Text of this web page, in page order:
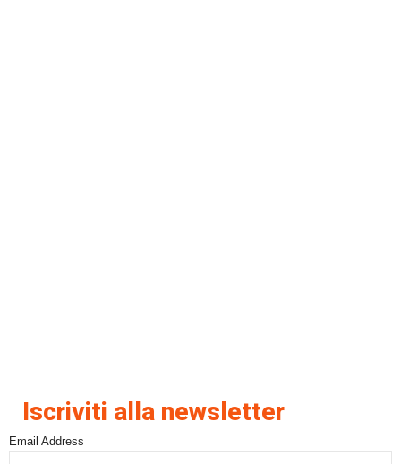
Iscriviti alla newsletter
Email Address